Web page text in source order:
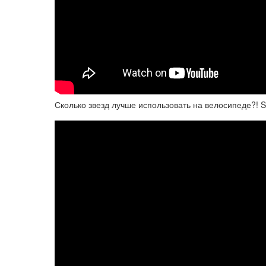
Сколько звезд лучше использовать на велосипеде?!